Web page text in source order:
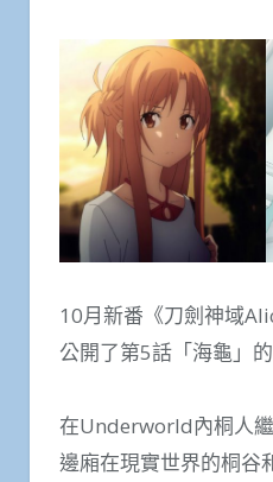
10月新番《刀劍神域
公開了第5話「海龜」
在Underworld內桐人
邊廂在現實世界的桐谷